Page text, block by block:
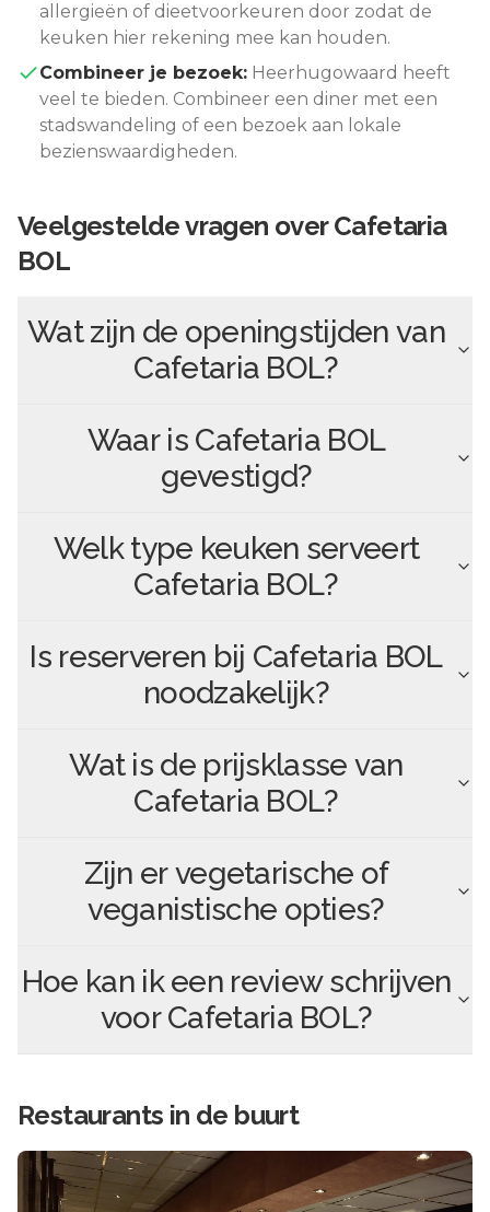
allergieën of dieetvoorkeuren door zodat de
keuken hier rekening mee kan houden.
Combineer je bezoek: Heerhugowaard heeft
veel te bieden. Combineer een diner met een
stadswandeling of een bezoek aan lokale
bezienswaardigheden.
Veelgestelde vragen overCafetaria
BOL
Wat zijn de openingstijden van
Cafetaria BOL?
Waar is Cafetaria BOL
gevestigd?
Welk type keuken serveert
Cafetaria BOL?
Is reserveren bij Cafetaria BOL
noodzakelijk?
Wat is de prijsklasse van
Cafetaria BOL?
Zijn er vegetarische of
veganistische opties?
Hoe kan ik een review schrijven
voorCafetaria BOL?
Restaurants in de buurt